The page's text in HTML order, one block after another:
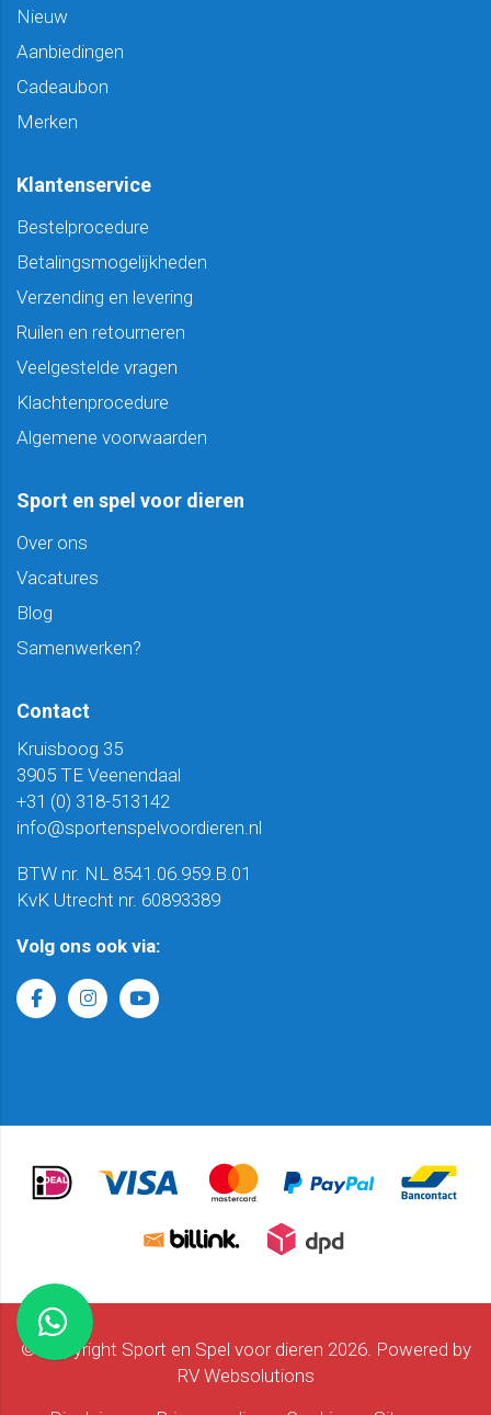
Nieuw
Aanbiedingen
Cadeaubon
Merken
Klantenservice
Bestelprocedure
Betalingsmogelijkheden
Verzending en levering
Ruilen en retourneren
Veelgestelde vragen
Klachtenprocedure
Algemene voorwaarden
Sport en spel voor dieren
Over ons
Vacatures
Blog
Samenwerken?
Contact
Kruisboog 35
3905 TE Veenendaal
+31 (0) 318-513142
info@sportenspelvoordieren.nl
BTW nr. NL 8541.06.959.B.01
KvK Utrecht nr. 60893389
Volg ons ook via:
© Copyright Sport en Spel voor dieren 2026. Powered by
RV Websolutions